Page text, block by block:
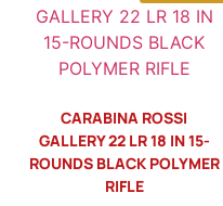
CARABINA ROSSI
GALLERY 22 LR 18 IN 15-
ROUNDS BLACK POLYMER
RIFLE